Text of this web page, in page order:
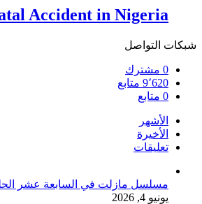
Accident in Nigeria
شبكات التواصل
0 مشترك
9٬620 متابع
0 متابع
الأشهر
الأخيرة
تعليقات
مسلسل مازلت في السابعة عشر الحلقة 1
يونيو 4, 2026